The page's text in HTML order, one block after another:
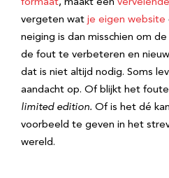
formaat, maakt een
vergeten wat je eigen website
neiging is dan misschien om
de fout te verbeteren en
dat is niet altijd nodig. Soms
aandacht op. Of blijkt het
limited edition. Of is het dé
voorbeeld te geven in het
wereld.